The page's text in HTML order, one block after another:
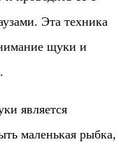
Эта техника
щуки и
является
маленькая рыбка,